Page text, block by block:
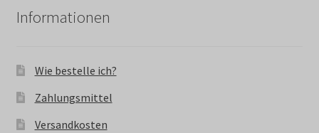
Informationen
Wie bestelle ich?
Zahlungsmittel
Versandkosten